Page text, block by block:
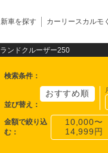
新車を探す カーリースカルモ
ランドクルーザー250
検索条件：
並び替え ：
おすすめ順
金額で絞り込
む：
10,000〜
14,999円